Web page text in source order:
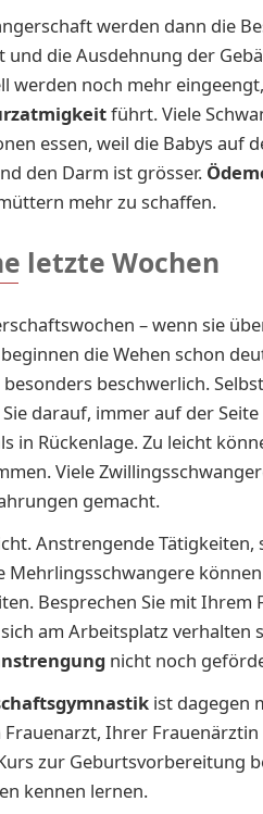
werden dann die
und die Ausdehnung der
werden noch mehr
führt. Viele
essen, weil die Babys auf
den Darm ist grösser.
mehr zu schaffen.
letzte Wochen
– wenn sie
die Wehen schon
beschwerlich.
darauf, immer auf der
in Rückenlage. Zu leicht
Viele
gemacht.
Anstrengende Tätigkeiten,
Mehrlingsschwangere
Besprechen Sie mit Ihrem
am Arbeitsplatz verhalten
nicht noch
ist dagegen
Ihrer
zur Geburtsvorbereitung
kennen lernen.